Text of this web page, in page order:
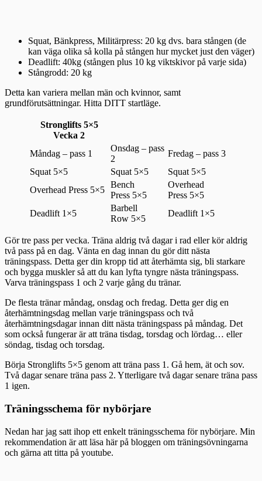
Squat, Bänkpress, Militärpress: 20 kg dvs. bara stången (de
kan väga olika så kolla på stången hur mycket just den väger)
Deadlift: 40kg (stången plus 10 kg viktskivor på varje sida)
Stångrodd: 20 kg
Detta kan variera mellan män och kvinnor, samt
grundförutsättningar. Hitta DITT startläge.
Stronglifts 5×5
Vecka 2
Måndag – pass 1
Onsdag – pass
2
Fredag – pass 3
Squat 5×5
Squat 5×5
Squat 5×5
Overhead Press 5×5
Bench
Press 5×5
Overhead
Press 5×5
Deadlift 1×5
Barbell
Row 5×5
Deadlift 1×5
Gör tre pass per vecka. Träna aldrig två dagar i rad eller kör aldrig
två pass på en dag. Vänta en dag innan du gör ditt nästa
träningspass. Detta ger din kropp tid att återhämta sig, bli starkare
och bygga muskler så att du kan lyfta tyngre nästa träningspass.
Varva träningspass 1 och 2 varje gång du tränar.
De flesta tränar måndag, onsdag och fredag. Detta ger dig en
återhämtningsdag mellan varje träningspass och två
återhämtningsdagar innan ditt nästa träningspass på måndag. Det
som också fungerar är att träna tisdag, torsdag och lördag… eller
söndag, tisdag och torsdag.
Börja Stronglifts 5×5 genom att träna pass 1. Gå hem, ät och sov.
Två dagar senare träna pass 2. Ytterligare två dagar senare träna pass
1 igen.
Träningsschema för nybörjare
Nedan har jag satt ihop ett enkelt träningsschema för nybörjare. Min
rekommendation är att läsa här på bloggen om träningsövningarna
och gärna att titta på youtube.